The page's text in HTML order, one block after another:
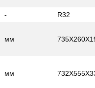
-
R32
мм
мм